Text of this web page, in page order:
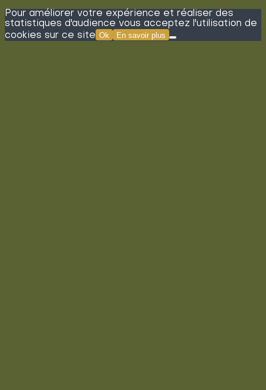
Pour améliorer votre expérience et réaliser des
statistiques d'audience vous acceptez l'utilisation de
cookies sur ce site Ok En savoir plus